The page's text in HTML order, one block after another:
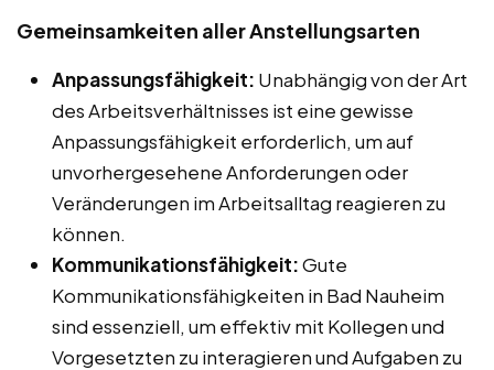
Gemeinsamkeiten aller Anstellungsarten
Anpassungsfähigkeit: Unabhängig von der Art
des Arbeitsverhältnisses ist eine gewisse
Anpassungsfähigkeit erforderlich, um auf
unvorhergesehene Anforderungen oder
Veränderungen im Arbeitsalltag reagieren zu
können.
Kommunikationsfähigkeit:Gute
Kommunikationsfähigkeiten in Bad Nauheim
sind essenziell, um effektiv mit Kollegen und
Vorgesetzten zu interagieren und Aufgaben zu